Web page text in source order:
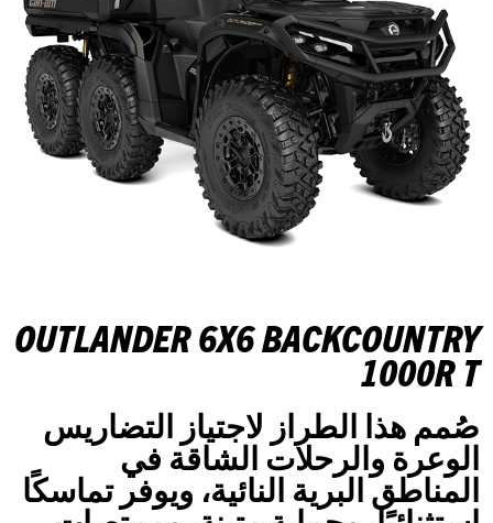
OUTLANDER 6X6 BACKCOUNTRY
1000R T
صُمم هذا الطراز لاجتياز التضاريس
الوعرة والرحلات الشاقة في
المناطق البرية النائية، ويوفر تماسكًا